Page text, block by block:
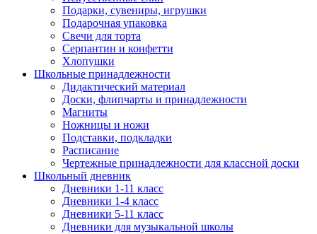
Подарки, сувениры, игрушки
Подарочная упаковка
Свечи для торта
Серпантин и конфетти
Хлопушки
Школьные принадлежности
Дидактический материал
Доски, флипчарты и принадлежности
Магниты
Ножницы и ножи
Подставки, подкладки
Расписание
Чертежные принадлежности для классной доски
Школьный дневник
Дневники 1-11 класс
Дневники 1-4 класс
Дневники 5-11 класс
Дневники для музыкальной школы